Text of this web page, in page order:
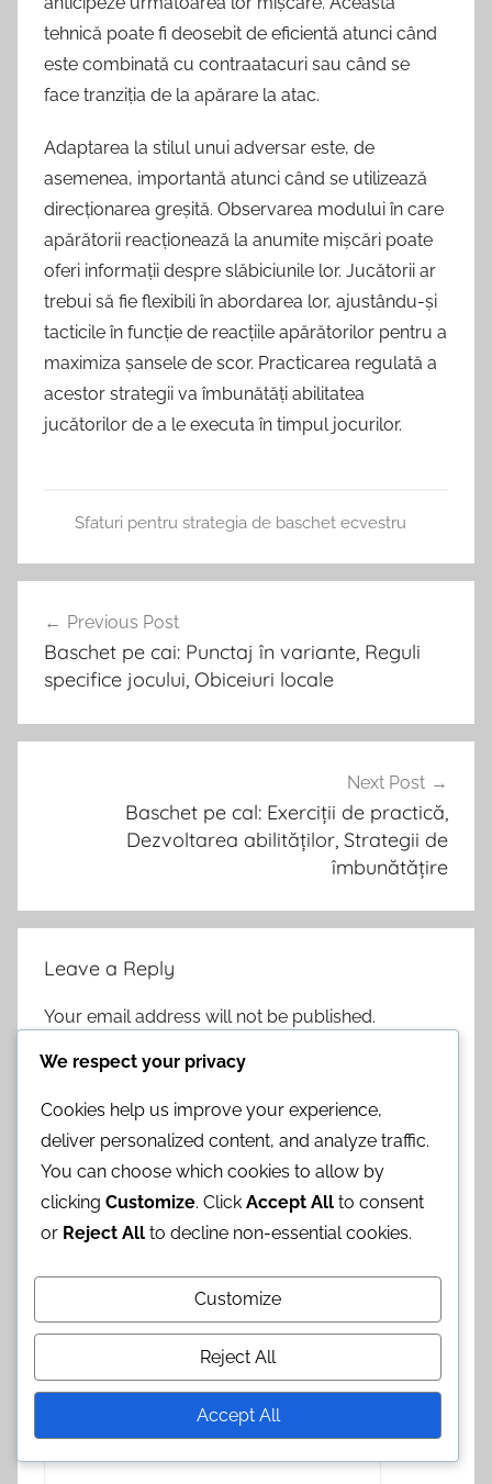
tehnică poate fi deosebit de eficientă atunci când
este combinată cu contraatacuri sau când se
face tranziția de la apărare la atac.
Adaptarea la stilul unui adversar este, de
asemenea, importantă atunci când se utilizează
direcționarea greșită. Observarea modului în care
apărătorii reacționează la anumite mișcări poate
oferi informații despre slăbiciunile lor. Jucătorii ar
trebui să fie flexibili în abordarea lor, ajustându-și
tacticile în funcție de reacțiile apărătorilor pentru a
maximiza șansele de scor. Practicarea regulată a
acestor strategii va îmbunătăți abilitatea
jucătorilor de a le executa în timpul jocurilor.
Sfaturi pentru strategia de baschet ecvestru
navigation
Previous Post
Baschet pe cai: Punctaj în variante, Reguli
specifice jocului, Obiceiuri locale
Next Post
Baschet pe cal: Exerciții de practică,
Dezvoltarea abilităților, Strategii de
îmbunătățire
Leave a Reply
Your email address will not be published.
Comment
We respect your privacy
Cookies help us improve your experience,
deliver personalized content, and analyze traffic.
You can choose which cookies to allow by
clicking Customize. Click Accept All to consent
or Reject All to decline non-essential cookies.
Customize
Reject All
Accept All